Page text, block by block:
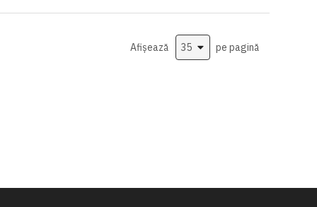
de
de
Afișează
pe pagină